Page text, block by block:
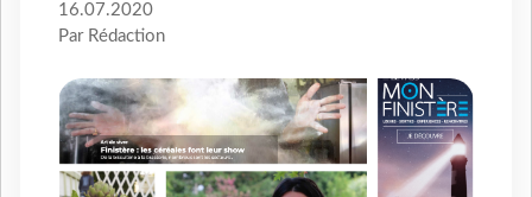
16.07.2020
Par Rédaction